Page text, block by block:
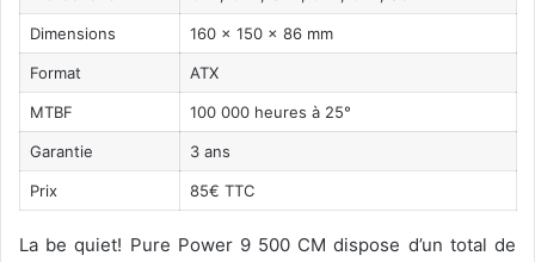
Dimensions 160 x 150 x 86 mm
Format ATX
MTBF 100 000 heures à 25°
Garantie 3 ans
Prix 85€ TTC
La be quiet! Pure Power 9 500 CM dispose d’un total de